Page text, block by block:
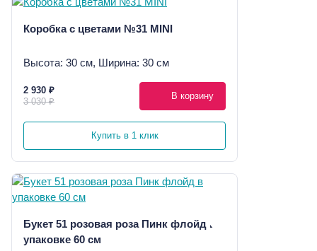
Коробка с цветами №31 MINI
Высота: 30 см, Ширина: 30 см
2 930 ₽
3 030 ₽
В корзину
Купить в 1 клик
Букет 51 розовая роза Пинк флойд в
упаковке 60 см